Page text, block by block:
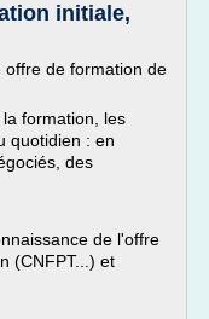
initiale,
offre de formation de
formation, les
quotidien : en
des
de l'offre
(CNFPT...) et